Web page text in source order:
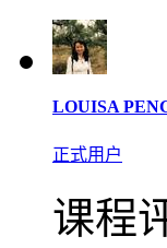
LOUISA
正式用户
课程